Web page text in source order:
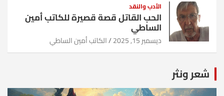
الأدب والنقد
الحب القاتل قصة قصيرة للكاتب أمين
الساطي
ديسمبر 15, 2025 الكاتب أمين الساطي
شعر ونثر